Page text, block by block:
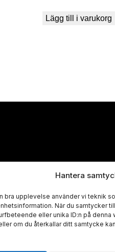
Hantera
bra upplevelse använder vi teknik
När du samtycker
eller unika ID:n på denna
om du återkallar ditt samtycke
Lägg till i varukorg
avbetalning.